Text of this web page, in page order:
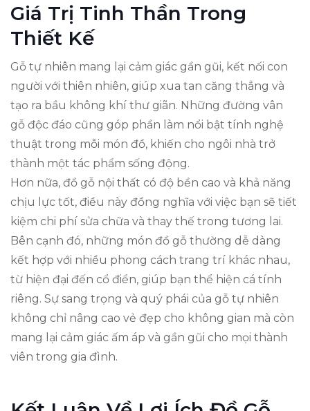
Giá Trị Tinh Thần Trong
Thiết Kế
Gỗ tự nhiên mang lại cảm giác gần gũi, kết nối con
người với thiên nhiên, giúp xua tan căng thẳng và
tạo ra bầu không khí thư giãn. Những đường vân
gỗ độc đáo cũng góp phần làm nổi bật tính nghệ
thuật trong mỗi món đồ, khiến cho ngôi nhà trở
thành một tác phẩm sống động.
Hơn nữa, đồ gỗ nội thất có độ bền cao và khả năng
chịu lực tốt, điều này đồng nghĩa với việc bạn sẽ tiết
kiệm chi phí sửa chữa và thay thế trong tương lai.
Bên cạnh đó, những món đồ gỗ thường dễ dàng
kết hợp với nhiều phong cách trang trí khác nhau,
từ hiện đại đến cổ điển, giúp bạn thể hiện cá tính
riêng. Sự sang trọng và quý phái của gỗ tự nhiên
không chỉ nâng cao vẻ đẹp cho không gian mà còn
mang lại cảm giác ấm áp và gần gũi cho mọi thành
viên trong gia đình.